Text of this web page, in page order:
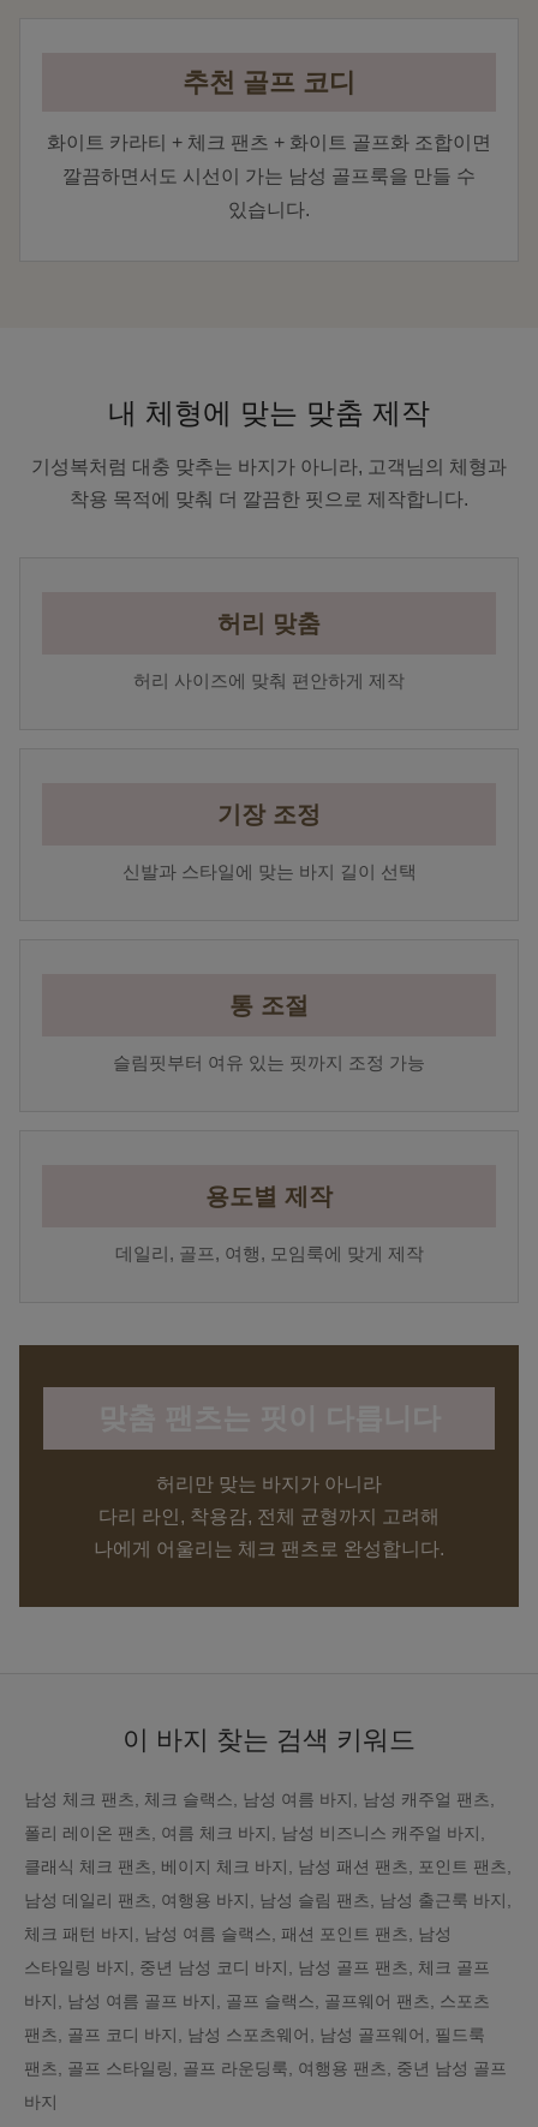
추천 골프 코디
화이트 카라티 + 체크 팬츠 + 화이트 골프화 조합이면
깔끔하면서도 시선이 가는 남성 골프룩을 만들 수
있습니다.
내 체형에 맞는 맞춤 제작
기성복처럼 대충 맞추는 바지가 아니라, 고객님의 체형과
착용 목적에 맞춰 더 깔끔한 핏으로 제작합니다.
허리 맞춤
허리 사이즈에 맞춰 편안하게 제작
기장 조정
신발과 스타일에 맞는 바지 길이 선택
통 조절
슬림핏부터 여유 있는 핏까지 조정 가능
용도별 제작
데일리, 골프, 여행, 모임룩에 맞게 제작
허리만 맞는 바지가 아니라
다리 라인, 착용감, 전체 균형까지 고려해
나에게 어울리는 체크 팬츠로 완성합니다.
이 바지 찾는 검색 키워드
남성 체크 팬츠, 체크 슬랙스, 남성 여름 바지, 남성 캐주얼 팬츠,
폴리 레이온 팬츠, 여름 체크 바지, 남성 비즈니스 캐주얼 바지,
클래식 체크 팬츠, 베이지 체크 바지, 남성 패션 팬츠, 포인트 팬츠,
남성 데일리 팬츠, 여행용 바지, 남성 슬림 팬츠, 남성 출근룩 바지,
체크 패턴 바지, 남성 여름 슬랙스, 패션 포인트 팬츠, 남성
스타일링 바지, 중년 남성 코디 바지, 남성 골프 팬츠, 체크 골프
바지, 남성 여름 골프 바지, 골프 슬랙스, 골프웨어 팬츠, 스포츠
팬츠, 골프 코디 바지, 남성 스포츠웨어, 남성 골프웨어, 필드룩
팬츠, 골프 스타일링, 골프 라운딩룩, 여행용 팬츠, 중년 남성 골프
바지